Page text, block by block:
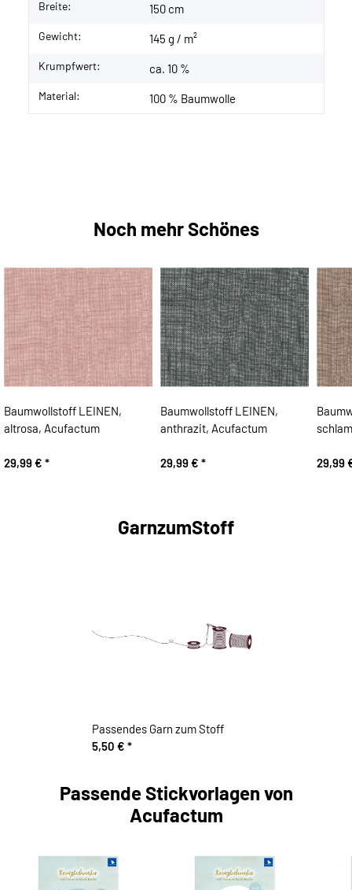
Breite: 150 cm
Gewicht: 145 g / m²
Krumpfwert: ca. 10 %
Material: 100 % Baumwolle
Noch mehr Schönes
Baumwollstoff LEINEN,
altrosa, Acufactum
29,99 € *
Baumwollstoff LEINEN,
anthrazit, Acufactum
29,99 € * 29,99
GarnzumStoff
Passendes Garn zum Stoff
5,50 € *
Passende Stickvorlagen von
Acufactum